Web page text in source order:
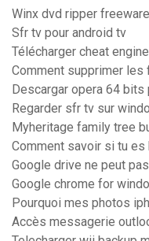
Winx dvd ripper freeware
Sfr tv pour android tv
Télécharger cheat
Comment supprimer
Descargar opera 64
Regarder sfr tv sur
Myheritage family tree
Comment savoir si tu
Google drive ne peut
Google chrome for
Pourquoi mes photos
Accès messagerie